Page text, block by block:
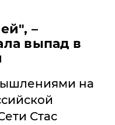
–
выпад в
на
Стас